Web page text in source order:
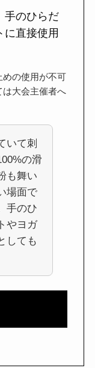
手のひらだ
に直接使用
めの使用が不可
は大会主催者へ
いて刺
の滑
も舞い
場面で
手のひ
やヨガ
しても